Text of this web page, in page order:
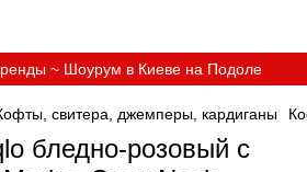
~ Шоурум в Киеве на Подоле
свитера, джемперы, кардиганы
бледно-розовый с